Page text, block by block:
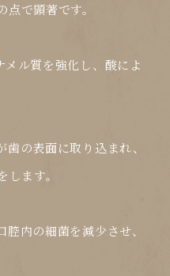
で顕著です。
メル質を強化し、酸によ
歯の表面に取り込まれ、
ます。
内の細菌を減少させ、